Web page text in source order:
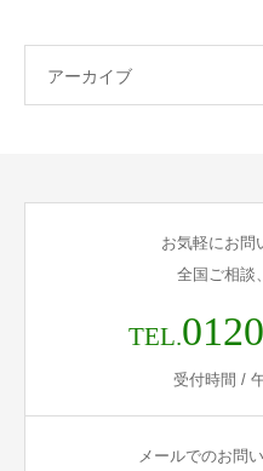
アーカイブ
お気軽にお問
全国ご相談
TEL.
受付時間 /
メールでのお問